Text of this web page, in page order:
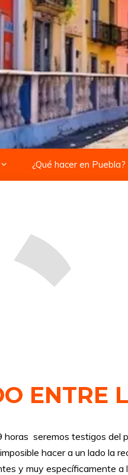
¿Qué hacer en Puebla?
ENTRE
seremos testigos del
hacer a un lado la
y muy específicamente